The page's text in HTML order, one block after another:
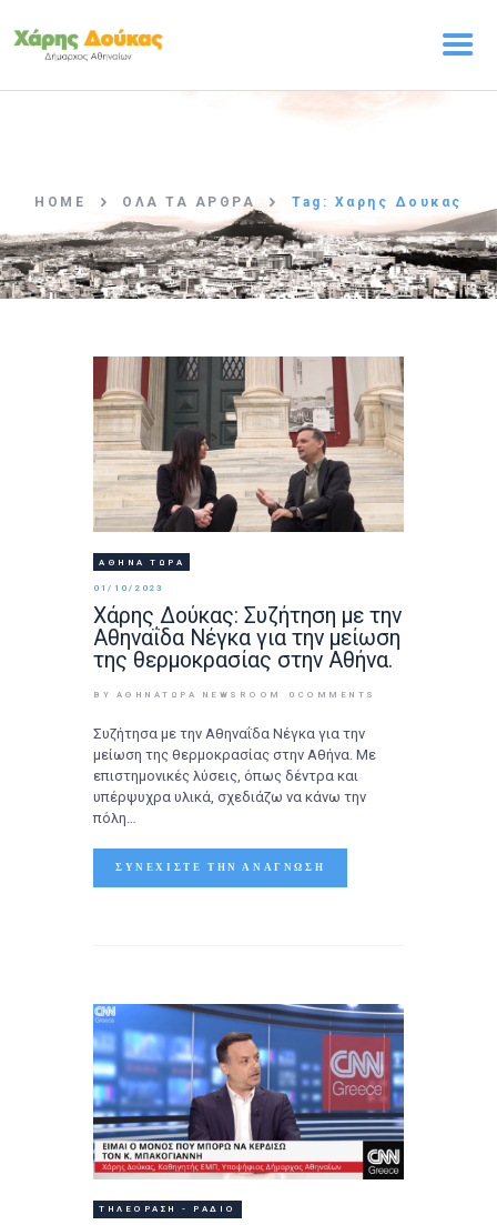
HOME ΌΛΑ ΤΑ ΆΡΘΡΑ Tag: Χαρης Δουκας
ΠΡΟΓΡΑΜΜΑ
Η ΟΜΑΔΑ
ΤΑ ΝΕΑ
ΑΘΉΝΑ ΤΩΡΑ
01/10/2023
Xάρης Δούκας: Συζήτηση με την
Αθηναΐδα Νέγκα για την μείωση
της θερμοκρασίας στην Αθήνα.
BY ΑΘΉΝΑΤΩΡΑ NEWSROOM 0 COMMENTS
Συζήτησα με την Αθηναΐδα Νέγκα για την
μείωση της θερμοκρασίας στην Αθήνα. Με
επιστημονικές λύσεις, όπως δέντρα και
υπέρψυχρα υλικά, σχεδιάζω να κάνω την
πόλη…
ΣΥΝΕΧΊΣΤΕ ΤΗΝ ΑΝΆΓΝΩΣΗ
ΤΗΛΕΌΡΑΣΗ - ΡΆΔΙΟ